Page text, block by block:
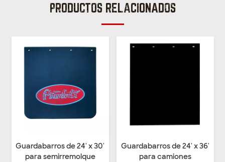
PRODUCTOS RELACIONADOS
Guardabarros de 24' x 30'
para semirremolque
Guardabarros de 24' x 36'
para camiones